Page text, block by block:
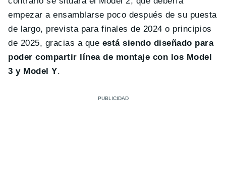
empezar a ensamblarse poco después de su puesta
de largo, prevista para finales de 2024 o principios
de 2025, gracias a que está siendo diseñado para
poder compartir línea de montaje con los Model
3 y Model Y.